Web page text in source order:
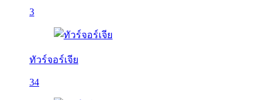
3
ทัวร์จอร์เจีย
34